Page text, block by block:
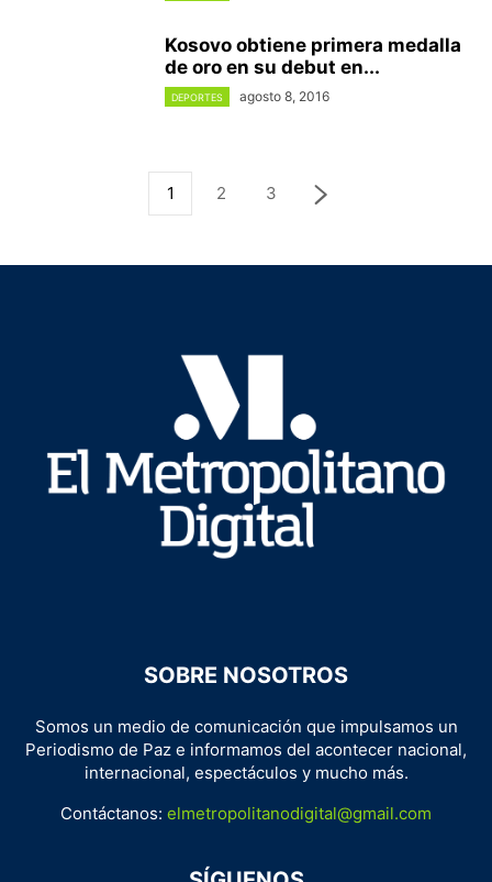
Kosovo obtiene primera medalla
de oro en su debut en...
DEPORTES agosto 8, 2016
1 2 3
SOBRE NOSOTROS
Somos un medio de comunicación que impulsamos un
Periodismo de Paz e informamos del acontecer nacional,
internacional, espectáculos y mucho más.
Contáctanos: elmetropolitanodigital@gmail.com